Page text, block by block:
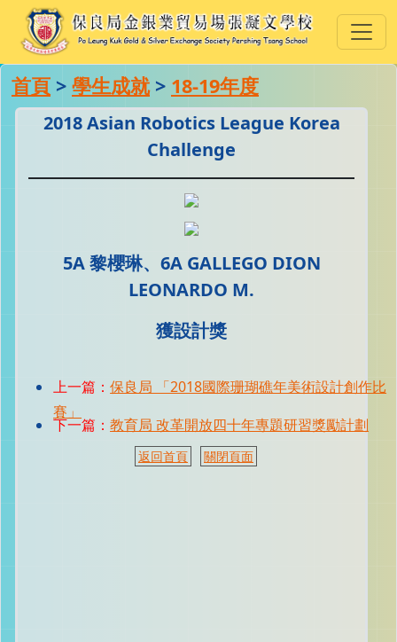
首頁 > 學生成就> 18-19年度
2018 Asian Robotics League Korea
Challenge
5A 黎櫻琳、6A GALLEGO DION
LEONARDO M.
獲設計獎
上一篇：保良局 「2018國際珊瑚礁年美術設計創作比
賽」
下一篇：教育局 改革開放四十年專題研習獎勵計劃
返回首頁 關閉頁面